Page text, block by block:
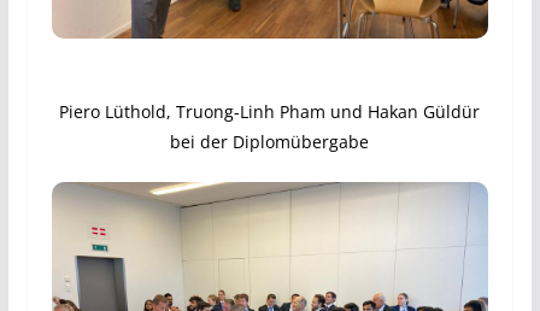
Piero Lüthold, Truong-Linh Pham und Hakan Güldür
bei der Diplomübergabe